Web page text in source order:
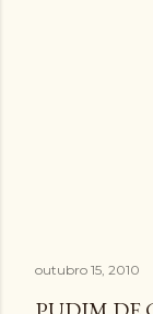
outubro 15, 2010